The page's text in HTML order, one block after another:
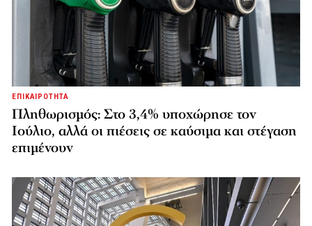
ΕΠΙΚΑΙΡΟΤΗΤΑ
Πληθωρισμός: Στο 3,4% υποχώρησε τον
Ιούλιο, αλλά οι πιέσεις σε καύσιμα και στέγαση
επιμένουν